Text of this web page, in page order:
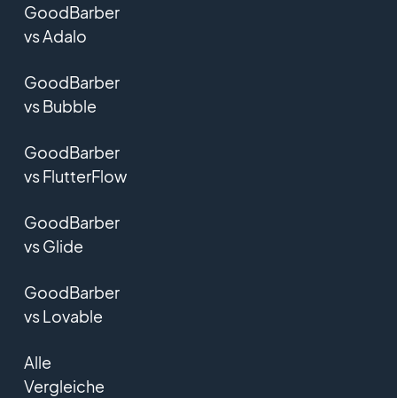
GoodBarber
vs Adalo
GoodBarber
vs Bubble
GoodBarber
vs FlutterFlow
GoodBarber
vs Glide
GoodBarber
vs Lovable
Alle
Vergleiche